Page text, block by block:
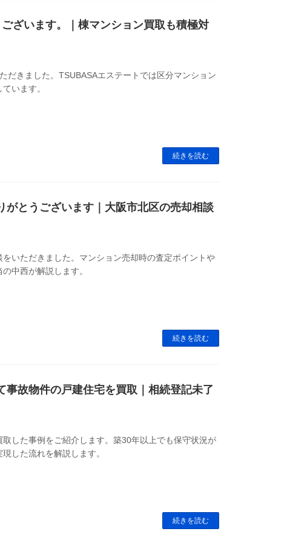
ざいます。｜棟マンション買取も積極対
だきました。TSUBASAエステートでは区分マンション
います。
続きを読む
とうございます｜大阪市北区の売却相談
いただきました。マンション売却時の査定ポイントや
中西が解説します。
続きを読む
事故物件の戸建住宅を買取｜相続登記未了
した事例をご紹介します。築30年以上でも保守状況が
した流れを解説します。
続きを読む